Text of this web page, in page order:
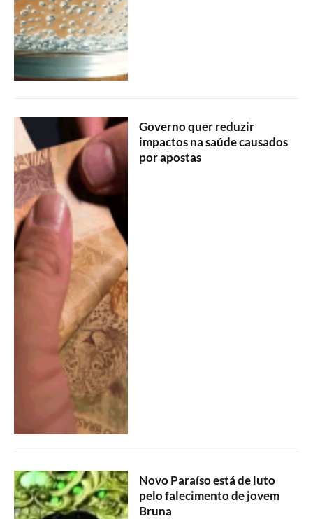
Governo quer reduzir
impactos na saúde causados
por apostas
Novo Paraíso está de luto
pelo falecimento de jovem
Bruna